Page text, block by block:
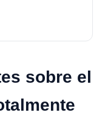
sobre el